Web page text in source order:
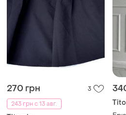
270 грн
3
243 грн с 13 авг.